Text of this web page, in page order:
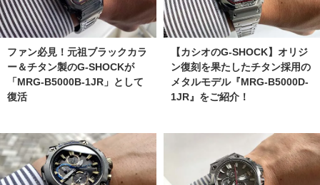
ファン必見！元祖ブラックカラ
ー＆チタン製のG-SHOCKが
「MRG-B5000B-1JR」として
復活
【カシオのG-SHOCK】オリジ
ン復刻を果たしたチタン採用の
メタルモデル『MRG-B5000D-
1JR』をご紹介！